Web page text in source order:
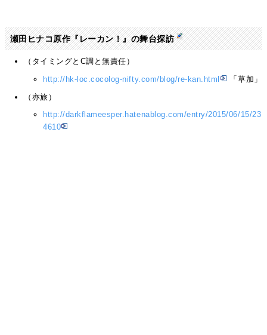
瀬田ヒナコ原作『レーカン！』の舞台探訪
（タイミングとC調と無責任）
http://hk-loc.cocolog-nifty.com/blog/re-kan.html
「草加」
（亦旅）
http://darkflameesper.hatenablog.com/entry/2015/06/15/23
4610